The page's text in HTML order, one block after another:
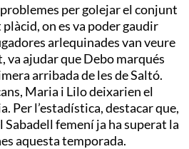
per golejar el conjunt
on es va poder gaudir
arlequinades van veure
va ajudar que Debo marqués
arribada de les de Saltó.
Maria i Lilo deixarien el
Per l’estadística, destacar que,
Sabadell femení ja ha superat la
aquesta temporada.